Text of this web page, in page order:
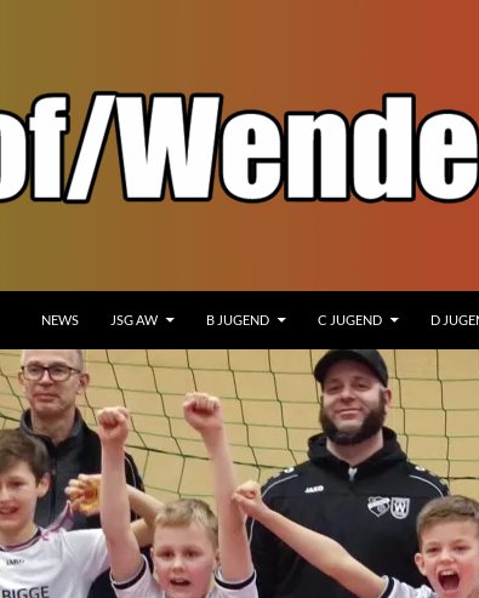
NEWS JSG AW B JUGEND C JUGEND D